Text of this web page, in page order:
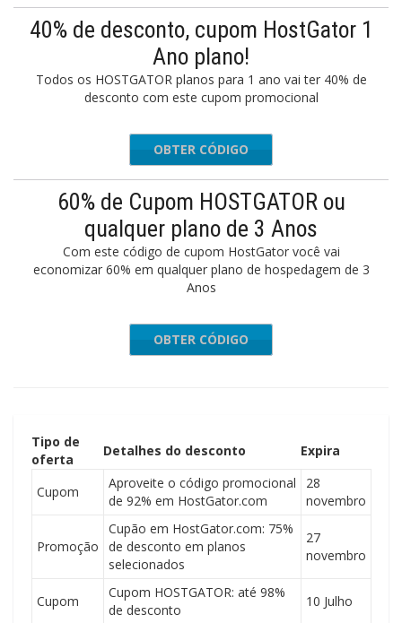
40% de desconto, cupom HostGator 1
Ano plano!
Todos os HOSTGATOR planos para 1 ano vai ter 40% de
desconto com este cupom promocional
GLOBAL
OBTER CÓDIGO
60% de Cupom HOSTGATOR ou
qualquer plano de 3 Anos
Com este código de cupom HostGator você vai
economizar 60% em qualquer plano de hospedagem de 3
Anos
GLOBAL
OBTER CÓDIGO
Tipo de
oferta
Detalhes do desconto Expira
Cupom
Aproveite o código promocional
de 92% em HostGator.com
28
novembro
Promoção
Cupão em HostGator.com: 75%
de desconto em planos
selecionados
27
novembro
Cupom
Cupom HOSTGATOR: até 98%
de desconto
10 Julho